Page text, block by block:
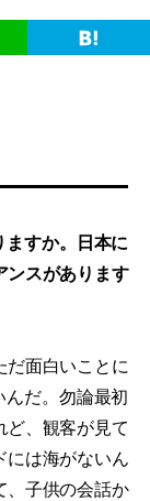
ますか。日本に
ンスがあります
だ面白いことに
んだ。勿論最初
ど、観客が見て
には海がないん
、子供の会話か